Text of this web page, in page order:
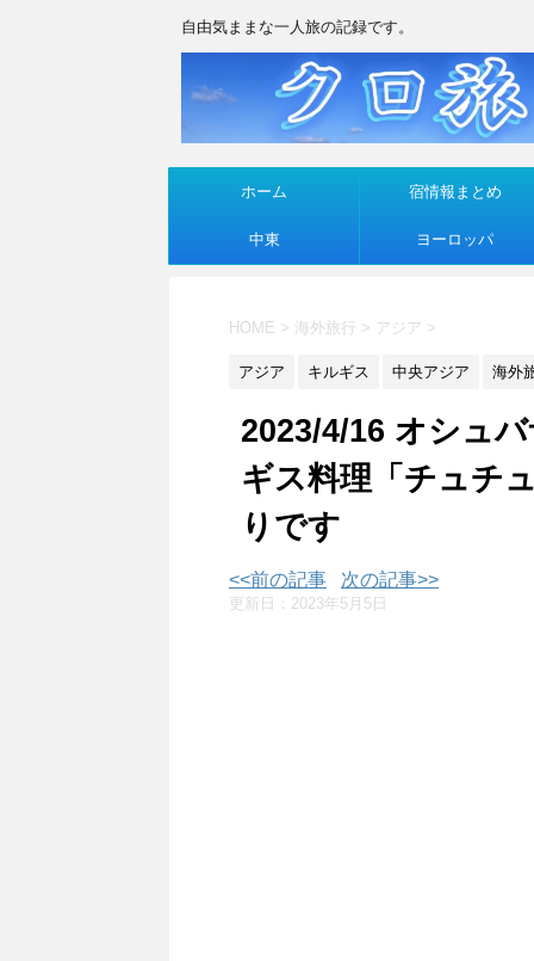
自由気ままな一人旅の記録です。
ホーム 宿情報まとめ
中東 ヨーロッパ
HOME > 海外旅行 > アジア >
アジア キルギス 中央アジア 海外
2023/4/16 オシュ
ギス料理「チュチ
りです
<<前の記事 次の記事>>
更新日： 2023年5月5日